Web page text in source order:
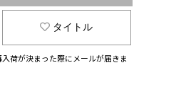
タイトル
荷が決まった際にメールが届きま